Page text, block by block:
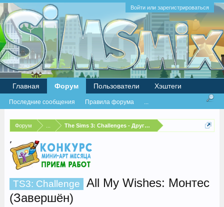
Войти или зарегистрироваться
Форум The Sims 3: Challenges - Другие испытания
TS3: Challenge
All My Wishes: Монтес
(Завершён)
Главная Форум
Последние сообщения Правила форума ...
Пользователи Хэштеги